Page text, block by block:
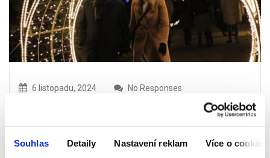
Souhlas Detaily Nastavení reklam Více o cookies
6 listopadu, 2024 No Responses
VIDEO: Na pardubickém zámku už Světla
Valy pardubického zámku opět rozsvítily sněhové vločky,